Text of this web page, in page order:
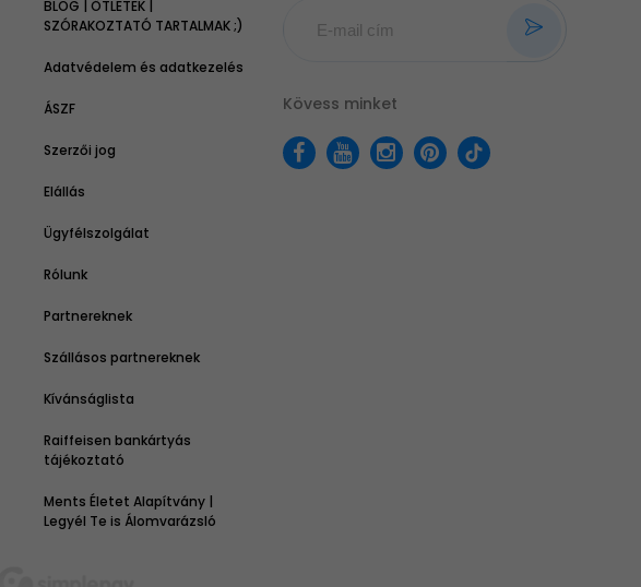
BLOG | ÖTLETEK |
SZÓRAKOZTATÓ TARTALMAK ;)
Adatvédelem és adatkezelés
ÁSZF
Szerzői jog
Elállás
Ügyfélszolgálat
Rólunk
Partnereknek
Szállásos partnereknek
Kívánságlista
Raiffeisen bankártyás
tájékoztató
Ments Életet Alapítvány |
Legyél Te is Álomvarázsló
Kövess minket